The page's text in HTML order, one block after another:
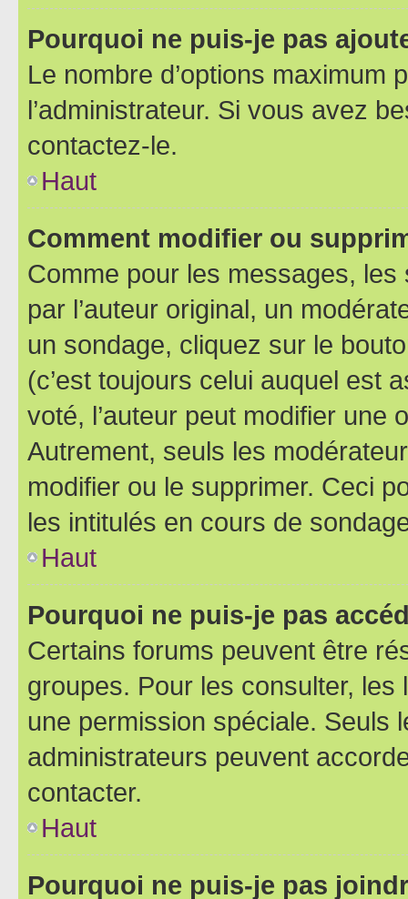
Pourquoi ne puis-je pas
Le nombre d’options maximum
l’administrateur. Si vous avez
contactez-le.
Haut
Comment modifier ou
Comme pour les messages,
par l’auteur original, un
un sondage, cliquez sur le
(c’est toujours celui auquel est
voté, l’auteur peut modifier une
Autrement, seuls les
modifier ou le supprimer. Ceci
les intitulés en cours de
Haut
Pourquoi ne puis-je pas
Certains forums peuvent être
groupes. Pour les consulter,
une permission spéciale. Seuls
administrateurs peuvent
contacter.
Haut
Pourquoi ne puis-je pas